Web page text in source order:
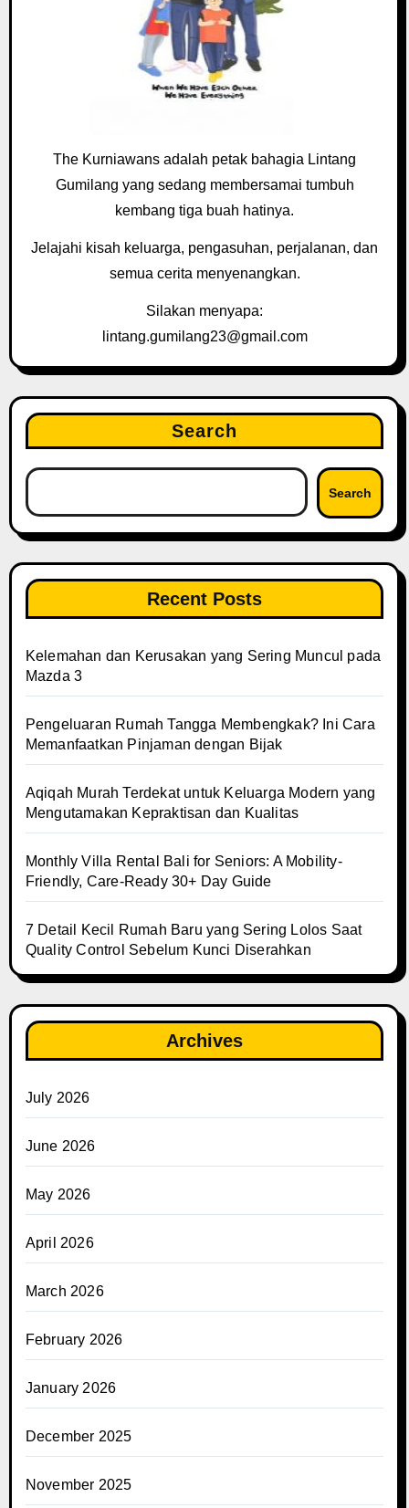
The Kurniawans adalah petak bahagia Lintang
Gumilang yang sedang membersamai tumbuh
kembang tiga buah hatinya.
Jelajahi kisah keluarga, pengasuhan, perjalanan, dan
semua cerita menyenangkan.
Silakan menyapa:
lintang.gumilang23@gmail.com
Search
Search
Recent Posts
Kelemahan dan Kerusakan yang Sering Muncul pada
Mazda 3
Pengeluaran Rumah Tangga Membengkak? Ini Cara
Memanfaatkan Pinjaman dengan Bijak
Aqiqah Murah Terdekat untuk Keluarga Modern yang
Mengutamakan Kepraktisan dan Kualitas
Monthly Villa Rental Bali for Seniors: A Mobility-
Friendly, Care-Ready 30+ Day Guide
7 Detail Kecil Rumah Baru yang Sering Lolos Saat
Quality Control Sebelum Kunci Diserahkan
Archives
July 2026
June 2026
May 2026
April 2026
March 2026
February 2026
January 2026
December 2025
November 2025